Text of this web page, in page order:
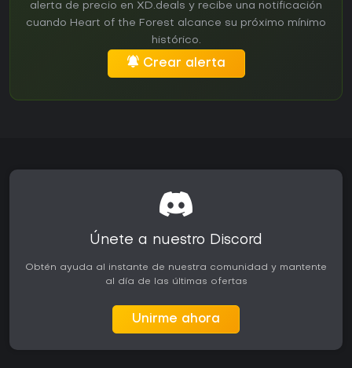
alerta de precio en XD.deals y recibe una notificación
cuando Heart of the Forest alcance su próximo mínimo
histórico.
Crear alerta
Únete a nuestro Discord
Obtén ayuda al instante de nuestra comunidad y mantente
al día de las últimas ofertas
Unirme ahora